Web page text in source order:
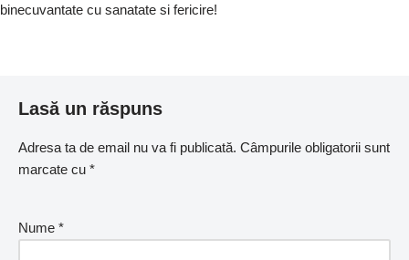
binecuvantate cu sanatate si fericire!
Lasă un răspuns
Adresa ta de email nu va fi publicată. Câmpurile obligatorii sunt
marcate cu *
Nume *